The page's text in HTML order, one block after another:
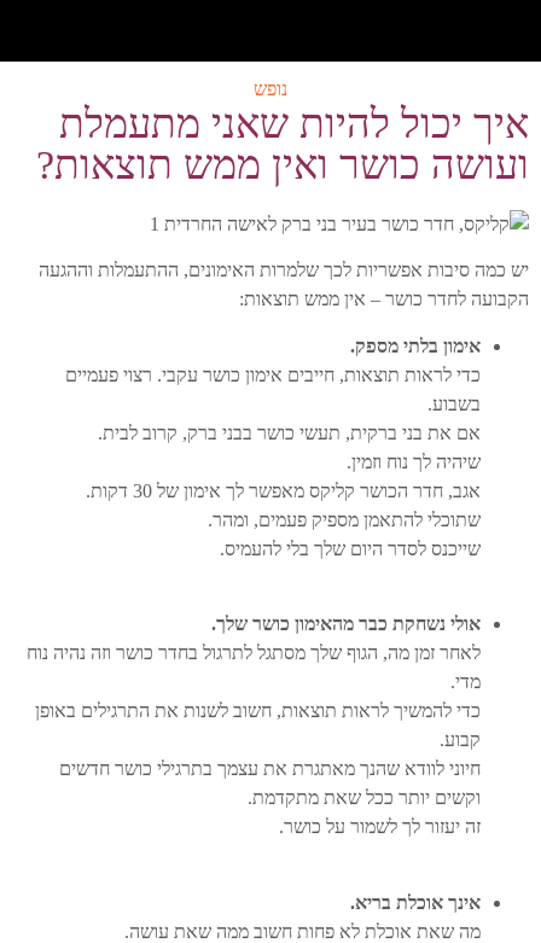
נופש
איך יכול להיות שאני מתעמלת
ועושה כושר ואין ממש תוצאות?
יש כמה סיבות אפשריות לכך שלמרות האימונים, ההתעמלות וההגעה
הקבועה לחדר כושר – אין ממש תוצאות:
אימון בלתי מספק.
כדי לראות תוצאות, חייבים אימון כושר עקבי. רצוי פעמיים
בשבוע.
אם את בני ברקית, תעשי כושר בבני ברק, קרוב לבית.
שיהיה לך נוח וזמין.
אגב, חדר הכושר קליקס מאפשר לך אימון של 30 דקות.
שתוכלי להתאמן מספיק פעמים, ומהר.
שייכנס לסדר היום שלך בלי להעמיס.
אולי נשחקת כבר מהאימון כושר שלך.
לאחר זמן מה, הגוף שלך מסתגל לתרגול בחדר כושר וזה נהיה נוח
מדי.
כדי להמשיך לראות תוצאות, חשוב לשנות את התרגילים באופן
קבוע.
חיוני לוודא שהנך מאתגרת את עצמך בתרגילי כושר חדשים
וקשים יותר ככל שאת מתקדמת.
זה יעזור לך לשמור על כושר.
אינך אוכלת בריא.
מה שאת אוכלת לא פחות חשוב ממה שאת עושה.